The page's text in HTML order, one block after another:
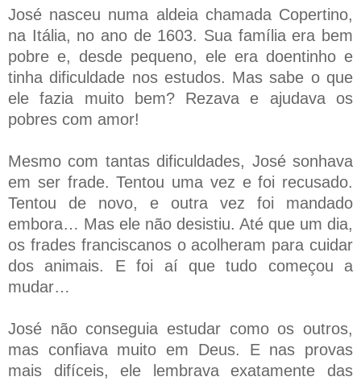
José nasceu numa aldeia chamada Copertino,
na Itália, no ano de 1603. Sua família era bem
pobre e, desde pequeno, ele era doentinho e
tinha dificuldade nos estudos. Mas sabe o que
ele fazia muito bem? Rezava e ajudava os
pobres com amor!
Mesmo com tantas dificuldades, José sonhava
em ser frade. Tentou uma vez e foi recusado.
Tentou de novo, e outra vez foi mandado
embora… Mas ele não desistiu. Até que um dia,
os frades franciscanos o acolheram para cuidar
dos animais. E foi aí que tudo começou a
mudar…
José não conseguia estudar como os outros,
mas confiava muito em Deus. E nas provas
mais difíceis, ele lembrava exatamente das